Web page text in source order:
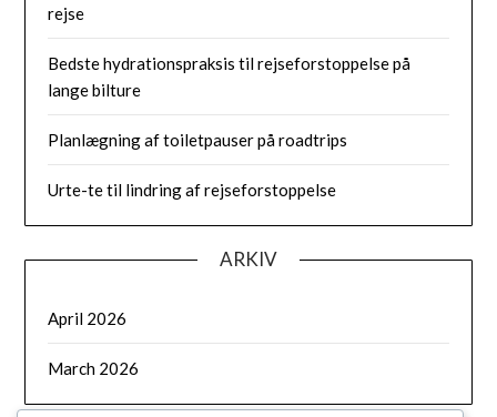
rejse
Bedste hydrationspraksis til rejseforstoppelse på
lange bilture
Planlægning af toiletpauser på roadtrips
Urte-te til lindring af rejseforstoppelse
ARKIV
April 2026
March 2026